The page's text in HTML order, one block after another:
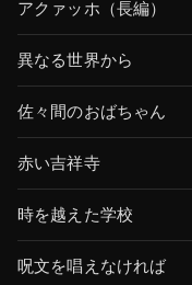
アクァッホ（長編）
異なる世界から
佐々間のおばちゃん
赤い吉祥寺
時を越えた学校
呪文を唱えなければ